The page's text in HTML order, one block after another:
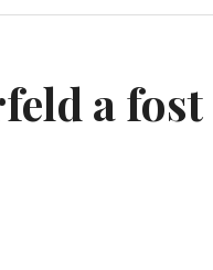
a fost